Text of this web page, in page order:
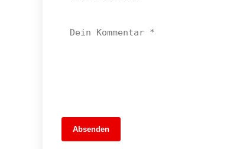
Absenden
MuseumsMeileMitte: Berlins neues